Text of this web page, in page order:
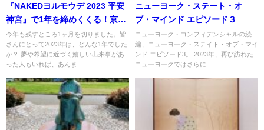
『NAKEDヨルモウデ 2023 平安
神宮』で1年を締めくくる！京都
市民が行ってみた
今年も残すところ1ヶ月を切りました。皆
さんにとって2023年は、どんな1年でした
か？ 夢や希望に近づく嬉しい出来事があ
った人もいれば、あんま...
ニューヨーク・ステート・オ
ブ・マインド エピソード３
ニューヨーク・コンフィデンシャルの続
編、ニューヨーク・ステイト・オブ・マイ
ンド エピソード3。 2023年、再び訪れた
ニューヨークではさらに...